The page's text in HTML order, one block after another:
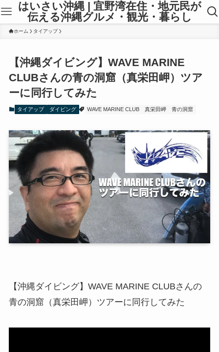
はいさい沖縄 | 宜野湾在住・地元民が
伝える沖縄グルメ・観光・暮らし
ホーム タイアップ
【沖縄ダイビング】WAVE MARINE
CLUBさんの青の洞窟（真栄田岬）ツア
ーに同行してみた
タイアップ ダイビング WAVE MARINE CLUB 真栄田岬 青の洞窟
【沖縄ダイビング】WAVE MARINE CLUBさんの
青の洞窟（真栄田岬）ツアーに同行してみた